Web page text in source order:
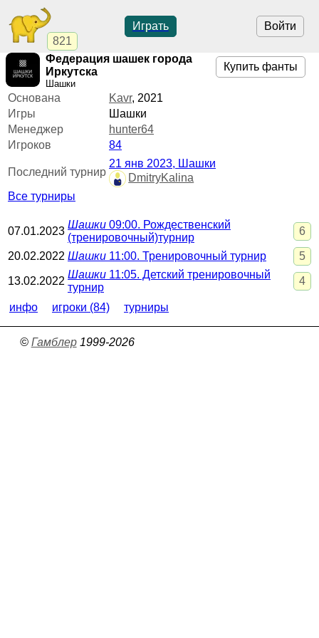
821
Войти
Играть
Федерация шашек города
Иркутска
Шашки
Купить фанты
Основана Kavr, 2021
Игры
Шашки
Менеджер
hunter64
Игроков
84
Последний турнир
21 янв 2023, Шашки
DmitryKalina
Все турниры
07.01.2023
Шашки 09:00. Рождественский
(тренировочный)турнир
6
20.02.2022 Шашки 11:00. Тренировочный турнир 5
13.02.2022
Шашки 11:05. Детский тренировочный
турнир
4
инфо игроки (84) турниры
© Гамблер1999-2026